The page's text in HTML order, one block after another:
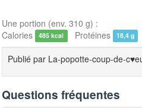
Une portion (env. 310 g) :
Calories
485 kcal Protéines 18,4 g
Publié par La-popotte-coup-de-
Questions fréquentes